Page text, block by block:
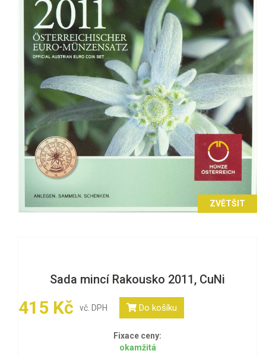
ZVĚTŠIT
Sada mincí Rakousko 2011, CuNi
415 Kč vč. DPH Do košíku
Fixace ceny:
okamžitá